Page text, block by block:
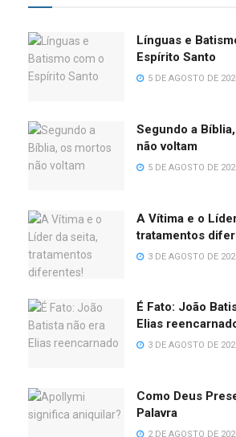
Línguas e
Espírito Santo
5 DE AGOSTO DE
Segundo a
não voltam
5 DE AGOSTO DE
A Vítima e o
tratamentos
3 DE AGOSTO DE
É Fato: João
Elias
3 DE AGOSTO DE
Como Deus
Palavra
2 DE AGOSTO DE